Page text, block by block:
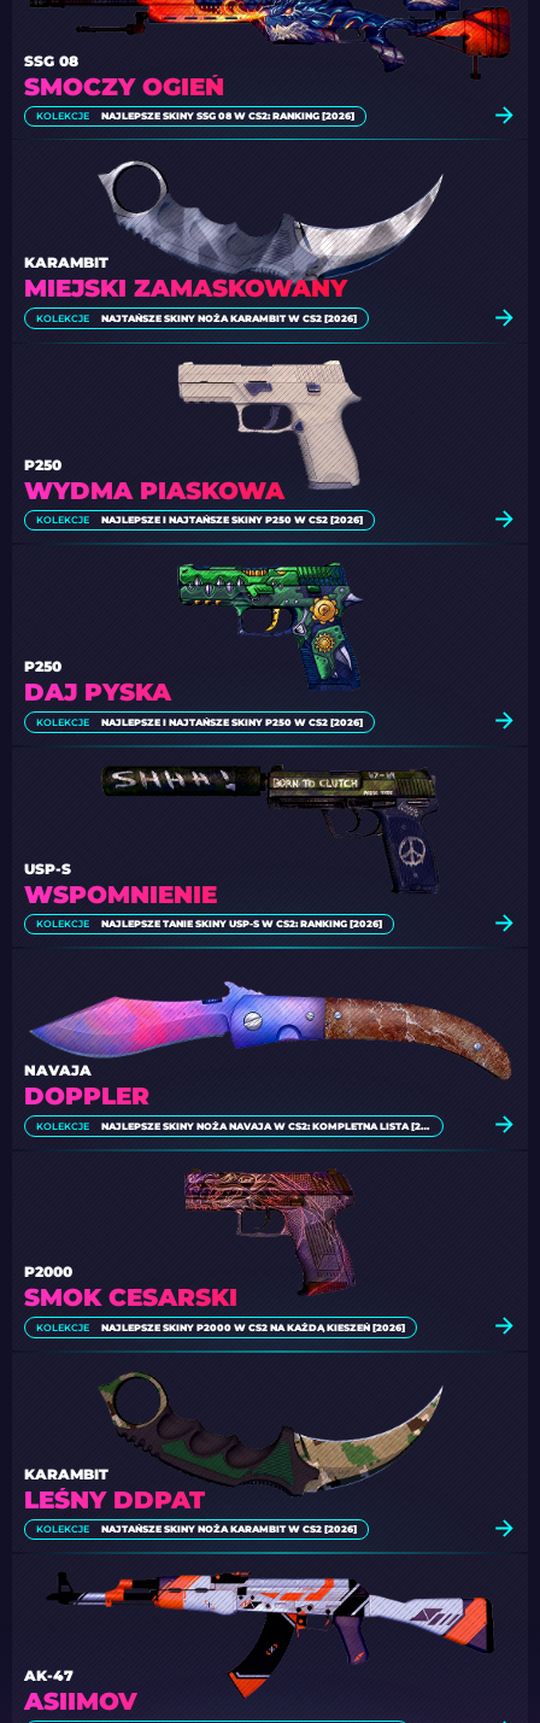
SMOCZY OGIEŃ
SSG 08
KOLEKCJE NAJLEPSZE SKINY SSG 08 W CS2: RANKING [2026]
MIEJSKI ZAMASKOWANY
KARAMBIT
KOLEKCJE NAJTAŃSZE SKINY NOŻA KARAMBIT W CS2 [2026]
WYDMA PIASKOWA
P250
KOLEKCJE NAJLEPSZE I NAJTAŃSZE SKINY P250 W CS2 [2026]
DAJ PYSKA
P250
KOLEKCJE NAJLEPSZE I NAJTAŃSZE SKINY P250 W CS2 [2026]
WSPOMNIENIE
USP-S
KOLEKCJE NAJLEPSZE TANIE SKINY USP-S W CS2: RANKING [2026]
DOPPLER
NAVAJA
KOLEKCJE NAJLEPSZE SKINY NOŻA NAVAJA W CS2: KOMPLETNA LISTA [2026]
SMOK CESARSKI
P2000
KOLEKCJE NAJLEPSZE SKINY P2000 W CS2 NA KAŻDĄ KIESZEŃ [2026]
LEŚNY DDPAT
KARAMBIT
KOLEKCJE NAJTAŃSZE SKINY NOŻA KARAMBIT W CS2 [2026]
ASIIMOV
AK-47